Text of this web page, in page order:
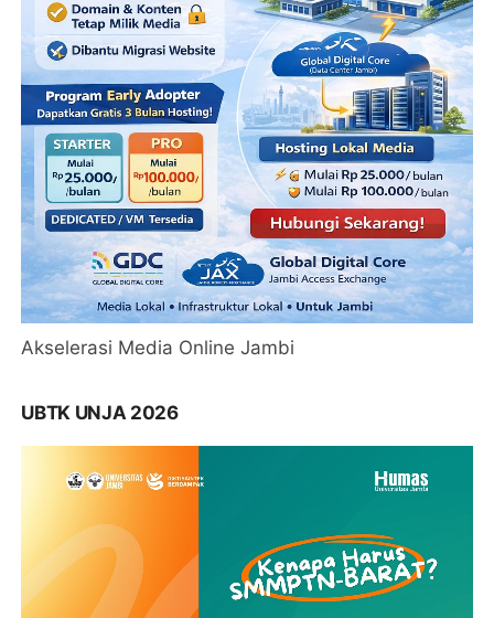
Akselerasi Media Online Jambi
UBTK UNJA 2026